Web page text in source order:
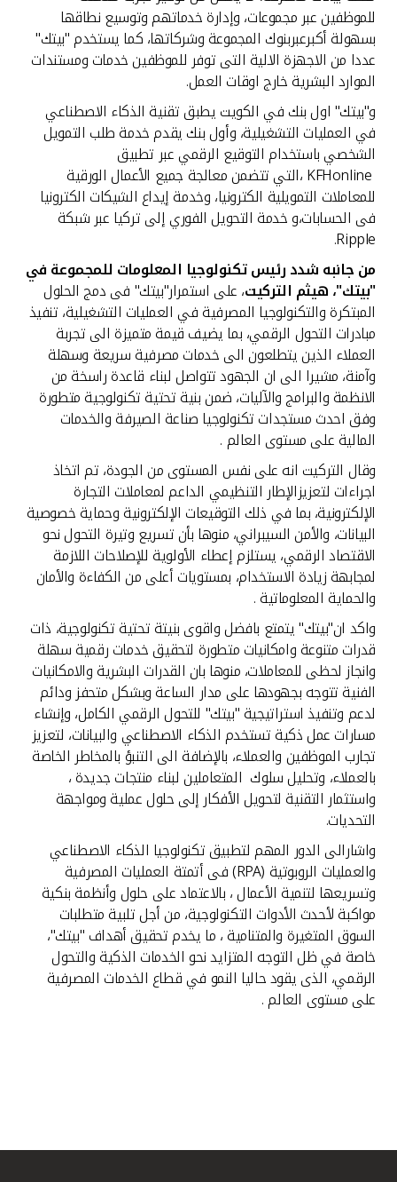
للموظفين عبر مجموعات، وإدارة خدماتهم وتوسيع نطاقها
بسهولة أكبرعبربنوك المجموعة وشركاتها، كما يستخدم "بيتك"
عددا من الاجهزة الالية التى توفر للموظفين خدمات ومستندات
الموارد البشرية خارج اوقات العمل.
و"بيتك" اول بنك في الكويت يطبق تقنية الذكاء الاصطناعي
في العمليات التشغيلية، وأول بنك يقدم خدمة طلب التمويل
الشخصي باستخدام التوقيع الرقمي عبر تطبيق
KFHonline ،التي تتضمن معالجة جميع الأعمال الورقية
للمعاملات التمويلية الكترونيا، وخدمة إيداع الشيكات الكترونيا
فى الحسابات،و خدمة التحويل الفوري إلى تركيا عبر شبكة
Ripple.
من جانبه شدد رئيس تكنولوجيا المعلومات للمجموعة في
"بيتك"، هيثم التركيت، على استمرار"بيتك" فى دمج الحلول
المبتكرة والتكنولوجيا المصرفية في العمليات التشغيلية، تنفيذ
مبادرات التحول الرقمي، بما يضيف قيمة متميزة الى تجربة
العملاء الذين يتطلعون الى خدمات مصرفية سريعة وسهلة
وآمنة، مشيرا الى ان الجهود تتواصل لبناء قاعدة راسخة من
الانظمة والبرامج والآليات، ضمن بنية تحتية تكنولوجية متطورة
وفق احدث مستجدات تكنولوجيا صناعة الصيرفة والخدمات
المالية على مستوى العالم .
وقال التركيت انه على نفس المستوى من الجودة، تم اتخاذ
اجراءات لتعزيزالإطار التنظيمي الداعم لمعاملات التجارة
الإلكترونية، بما في ذلك التوقيعات الإلكترونية وحماية خصوصية
البيانات، والأمن السيبراني، منوها بأن تسريع وتيرة التحول نحو
الاقتصاد الرقمي، يستلزم إعطاء الأولوية للإصلاحات اللازمة
لمجابهة زيادة الاستخدام، بمستويات أعلى من الكفاءة والأمان
والحماية المعلوماتية .
واكد ان"بيتك" يتمتع بافضل واقوى بنيتة تحتية تكنولوجية، ذات
قدرات متنوعة وامكانيات متطورة لتحقيق خدمات رقمية سهلة
وانجاز لحظى للمعاملات، منوها بان القدرات البشرية والامكانيات
الفنية تتوجه بجهودها على مدار الساعة وبشكل متحفز ودائم
لدعم وتنفيذ استراتيجية "بيتك" للتحول الرقمي الكامل، وإنشاء
مسارات عمل ذكية تستخدم الذكاء الاصطناعي والبيانات، لتعزيز
تجارب الموظفين والعملاء، بالإضافة الى التنبؤ بالمخاطر الخاصة
بالعملاء، وتحليل سلوك المتعاملين لبناء منتجات جديدة ،
واستثمار التقنية لتحويل الأفكار إلى حلول عملية ومواجهة
التحديات.
واشارالى الدور المهم لتطبيق تكنولوجيا الذكاء الاصطناعي
والعمليات الروبوتية (RPA) فى أتمتة العمليات المصرفية
وتسريعها لتنمية الأعمال ، بالاعتماد على حلول وأنظمة بنكية
مواكبة لأحدث الأدوات التكنولوجية، من أجل تلبية متطلبات
السوق المتغيرة والمتنامية ، ما يخدم تحقيق أهداف "بيتك"،
خاصة في ظل التوجه المتزايد نحو الخدمات الذكية والتحول
الرقمي، الذى يقود حاليا النمو في قطاع الخدمات المصرفية
على مستوى العالم .